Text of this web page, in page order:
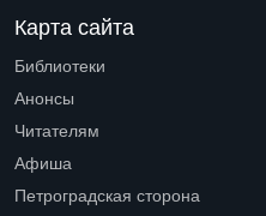
Карта сайта
Библиотеки
Анонсы
Читателям
Афиша
Петроградская сторона